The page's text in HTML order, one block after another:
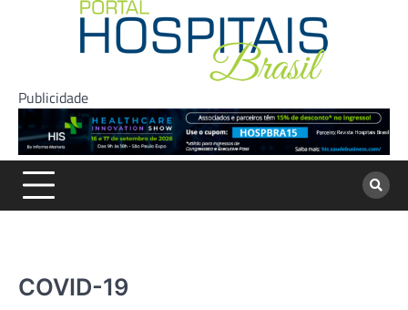
Publicidade
COVID-19